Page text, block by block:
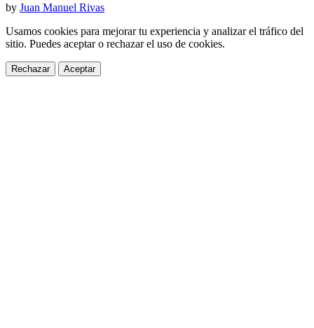
by Juan Manuel Rivas
Usamos cookies para mejorar tu experiencia y analizar el tráfico del
sitio. Puedes aceptar o rechazar el uso de cookies.
Rechazar Aceptar